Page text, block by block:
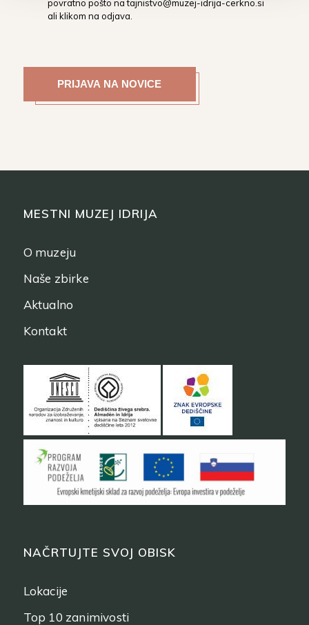
povratno pošto natajnistvo@muzej-idrija-cerkno.si
ali klikom na odjava.
MESTNI MUZEJ IDRIJA
O muzeju
Naše zbirke
Aktualno
Kontakt
NAČRTUJTE SVOJ OBISK
Lokacije
Top 10 zanimivosti